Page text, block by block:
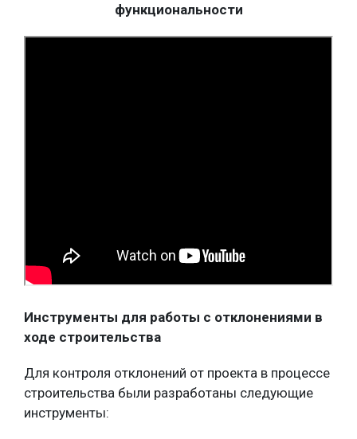
функциональности
Инструменты для работы с отклонениями в
ходе строительства
Для контроля отклонений от проекта в процессе
строительства были разработаны следующие
инструменты: